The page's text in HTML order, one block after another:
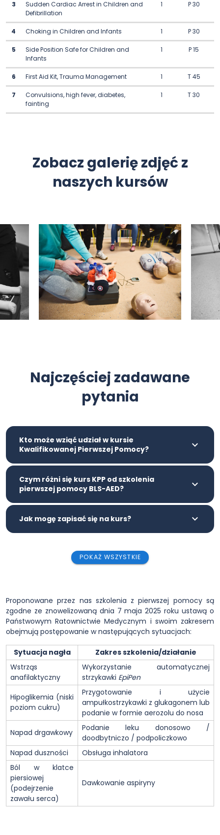
3
Sudden Cardiac Arrest in Children and
Defibrillation
1 P 30
4 Choking in Children and Infants 1 P 30
5
Side Position Safe for Children and
Infants
1 P 15
6 First Aid Kit, Trauma Management 1 T 45
7
Convulsions, high fever, diabetes,
fainting
1 T 30
Zobacz galerię zdjęć z
naszych kursów
Najczęściej zadawane
pytania
Kto może wziąć udział w kursie
Kwalifikowanej Pierwszej Pomocy?
Czym różni się kurs KPP od szkolenia
pierwszej pomocy BLS-AED?
Jak mogę zapisać się na kurs?
POKAŻ WSZYSTKIE
Proponowane przez nas szkolenia z pierwszej pomocy są
zgodne ze znowelizowaną dnia 7 maja 2025 roku ustawą o
Państwowym Ratownictwie Medycznym i swoim zakresem
obejmują postępowanie w następujących sytuacjach:
Sytuacja nagła
Zakres szkolenia/działanie
Wstrząs
anafilaktyczny
Wykorzystanie automatycznej
strzykawki EpiPen
Hipoglikemia (niski
poziom cukru)
Przygotowanie i użycie
ampułkostrzykawki z glukagonem lub
podanie w formie aerozolu do nosa
Napad drgawkowy
Podanie leku donosowo /
doodbytniczo / podpoliczkowo
Napad duszności
Obsługa inhalatora
Ból w klatce
piersiowej
(podejrzenie
zawału serca)
Dawkowanie aspiryny